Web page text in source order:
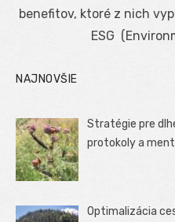
benefitov, ktoré z nich
ESG
NAJNOVŠIE
Stratégie pre
protokoly a
Optimalizácia